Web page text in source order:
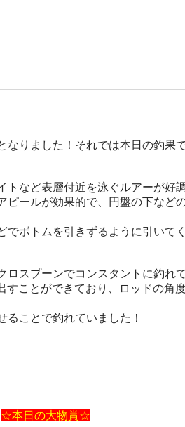
りました！それでは本日の釣果で
など表層付近を泳ぐルアーが好
ールが効果的で、円盤の下など
ボトムを引きずるように引い
スプーンでコンスタントに釣れ
ことができており、ロッドの角
ことで釣れていました！
☆本日の大物賞☆